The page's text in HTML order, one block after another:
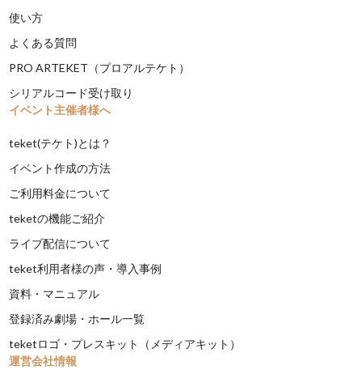
使い方
よくある質問
PRO ARTEKET（プロアルテケト）
シリアルコード受け取り
イベント主催者様へ
teket(テケト)とは？
イベント作成の方法
ご利用料金について
teketの機能ご紹介
ライブ配信について
teket利用者様の声・導入事例
資料・マニュアル
登録済み劇場・ホール一覧
teketロゴ・プレスキット（メディアキット）
運営会社情報